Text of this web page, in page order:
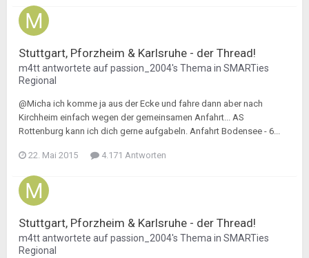
Stuttgart, Pforzheim & Karlsruhe - der Thread!
m4ttantwortete aufpassion_2004's Thema in SMARTies
Regional
@Micha ich komme ja aus der Ecke und fahre dann aber nach
Kirchheim einfach wegen der gemeinsamen Anfahrt... AS
Rottenburg kann ich dich gerne aufgabeln. Anfahrt Bodensee - 6...
22. Mai 2015 4.171 Antworten
Stuttgart, Pforzheim & Karlsruhe - der Thread!
m4ttantwortete aufpassion_2004's Thema in SMARTies
Regional